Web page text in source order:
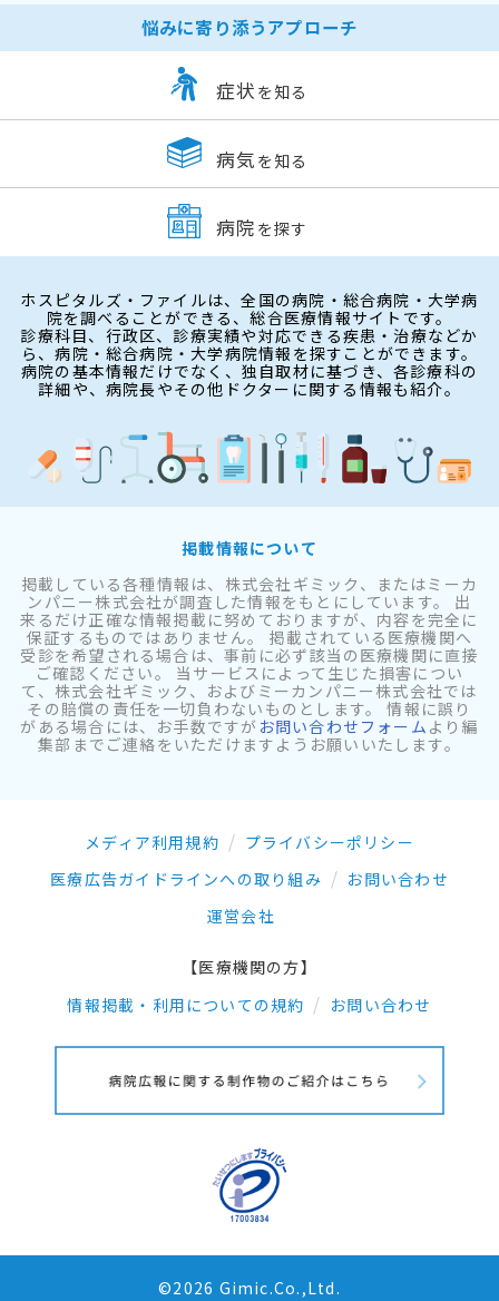
悩みに寄り添うアプローチ
症状 を知る
病気 を知る
病院 を探す
ホスピタルズ・ファイルは、全国の病院・総合病院・大学病
院を調べることができる、総合医療情報サイトです。
診療科目、行政区、診療実績や対応できる疾患・治療などか
ら、病院・総合病院・大学病院情報を探すことができます。
病院の基本情報だけでなく、独自取材に基づき、各診療科の
詳細や、病院長やその他ドクターに関する情報も紹介。
掲載情報について
掲載している各種情報は、株式会社ギミック、またはミーカ
ンパニー株式会社が調査した情報をもとにしています。 出
来るだけ正確な情報掲載に努めておりますが、内容を完全に
保証するものではありません。 掲載されている医療機関へ
受診を希望される場合は、事前に必ず該当の医療機関に直接
ご確認ください。 当サービスによって生じた損害につい
て、株式会社ギミック、およびミーカンパニー株式会社では
その賠償の責任を一切負わないものとします。 情報に誤り
がある場合には、お手数ですが お問い合わせフォーム より編
集部までご連絡をいただけますようお願いいたします。
メディア利用規約
プライバシーポリシー
医療広告ガイドラインへの取り組み
お問い合わせ
運営会社
【医療機関の方】
情報掲載・利用についての規約
お問い合わせ
©2026 Gimic.Co.,Ltd.